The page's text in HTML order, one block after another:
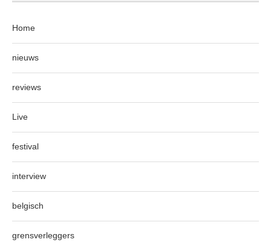
Home
nieuws
reviews
Live
festival
interview
belgisch
grensverleggers